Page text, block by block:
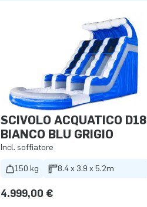
SCIVOLO ACQUATICO D18
BIANCO BLU GRIGIO
Incl. soffiatore
150 kg 8.4 x 3.9 x 5.2m
4.999,00 €